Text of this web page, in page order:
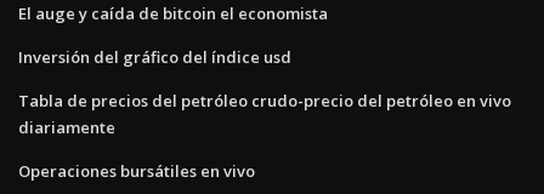
El auge y caída de bitcoin el economista
Inversión del gráfico del índice usd
Tabla de precios del petróleo crudo-precio del petróleo en vivo
diariamente
Operaciones bursátiles en vivo